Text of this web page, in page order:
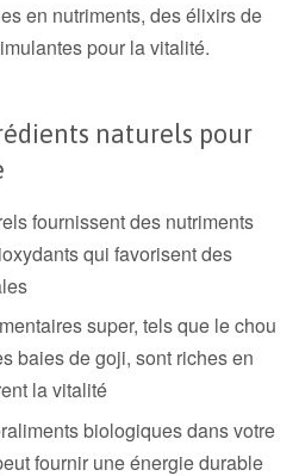
en nutriments, des élixirs de
pour la vitalité.
naturels pour
fournissent des nutriments
qui favorisent des
super, tels que le chou
baies de goji, sont riches en
la vitalité
biologiques dans votre
fournir une énergie durable